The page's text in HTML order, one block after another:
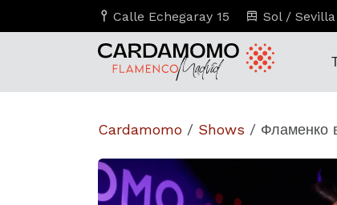
Calle Echegaray 15 Sol / Sevilla
Cardamomo / Shows / Фламенко